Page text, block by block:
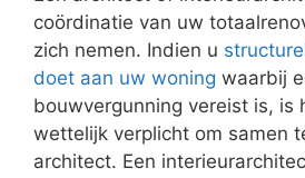
coördinatie van uw
zich nemen. Indien u
doet aan uw woning waarbij
bouwvergunning vereist is, is
wettelijk verplicht om samen
architect. Een